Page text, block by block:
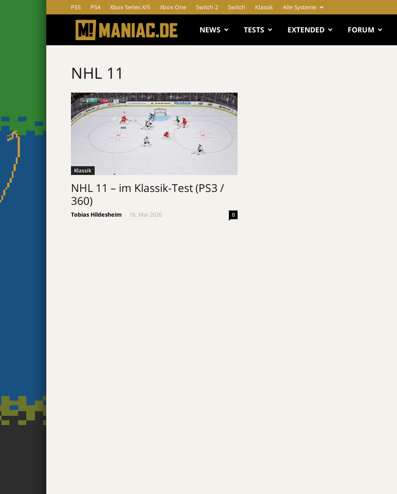
PS5 PS4 Xbox Series X/S Xbox One Switch 2 Switch Klassik Alle Systeme
MANIAC.de
NEWS TESTS EXTENDED FORUM
NHL 11
Klassik
NHL 11 – im Klassik-Test (PS3 /
360)
Tobias Hildesheim 16. Mai 2026 0